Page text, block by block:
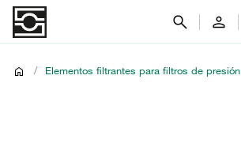
/ Elementos filtrantes para filtros de presión